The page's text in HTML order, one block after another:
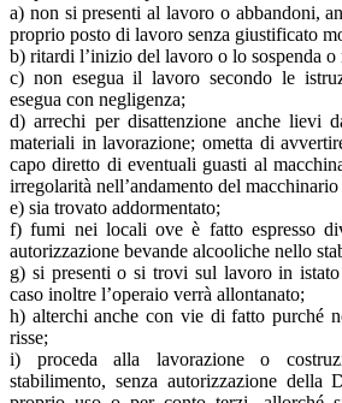
а) non si presenti al lavoro o abbandoni,
proprio posto di lavoro senza giustificato
b) ritardi l’inizio del lavoro o lo sospenda o
c) non esegua il lavoro secondo le
esegua con negligenza;
d) arrechi per disattenzione anche lievi
materiali in lavorazione; ometta di
capo diretto di eventuali guasti al
irregolarità nell’andamento del macchinario
e) sia trovato addormentato;
f) fumi nei locali ove è fatto espresso
autorizzazione bevande alcooliche nello
g) si presenti o si trovi sul lavoro in
caso inoltre l’operaio verrà allontanato;
h) alterchi anche con vie di fatto purché
risse;
i) proceda alla lavorazione o
stabilimento, senza autorizzazione della